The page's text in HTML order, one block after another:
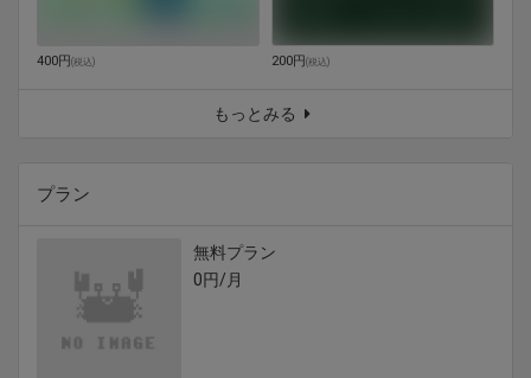
400円(税込) 200円(税込)
もっとみる
プラン
無料プラン
0円/月